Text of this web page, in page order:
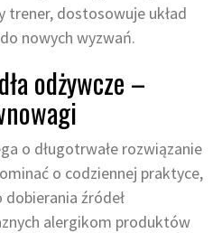
trener, dostosowuje układ
nowych wyzwań.
odżywcze –
o długotrwałe rozwiązanie
o codziennej praktyce,
źródeł
alergikom produktów